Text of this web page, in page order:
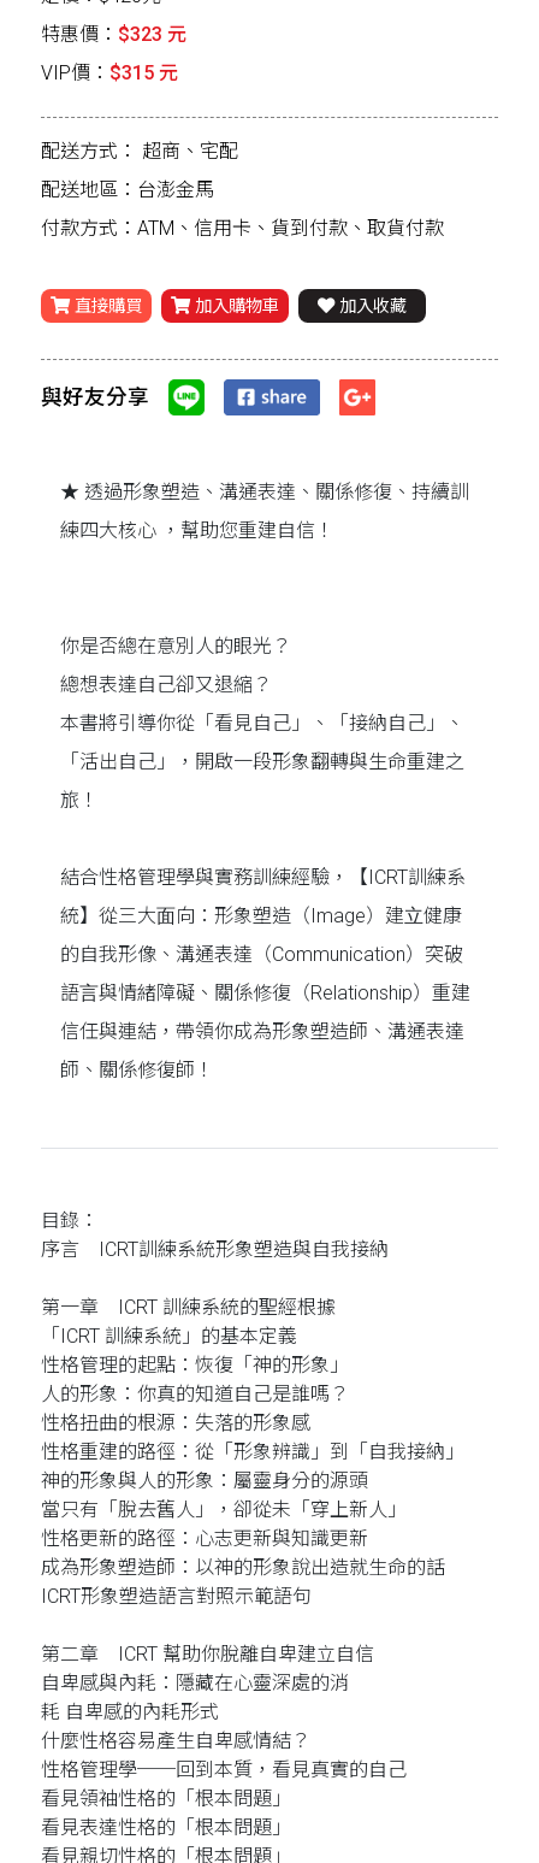
特惠價： $323 元
VIP價： $315 元
配送方式： 超商、宅配
配送地區：台澎金馬
付款方式：ATM、信用卡、貨到付款、取貨付款
直接購買 加入購物車 加入收藏
與好友分享
★ 透過形象塑造、溝通表達、關係修復、持續訓
練四⼤核⼼ ，幫助您重建自信！
你是否總在意別⼈的眼光？
總想表達自己卻又退縮？
本書將引導你從「看見自己」、「接納自己」、
「活出自己」，開啟⼀段形象翻轉與⽣命重建之
旅！
結合性格管理學與實務訓練經驗，【ICRT訓練系
統】從三⼤⾯向：形象塑造（Image）建⽴健康
的⾃我形像、溝通表達（Communication）突破
語⾔與情緒障礙、關係修復（Relationship）重建
信任與連結，帶領你成為形象塑造師、溝通表達
師、關係修復師！
目錄：
序言 ICRT訓練系統形象塑造與自我接納
第一章 ICRT 訓練系統的聖經根據
「ICRT 訓練系統」的基本定義
性格管理的起點：恢復「神的形象」
人的形象：你真的知道自己是誰嗎？
性格扭曲的根源：失落的形象感
性格重建的路徑：從「形象辨識」到「自我接納」
神的形象與人的形象：屬靈身分的源頭
當只有「脫去舊人」，卻從未「穿上新人」
性格更新的路徑：心志更新與知識更新
成為形象塑造師：以神的形象說出造就生命的話
ICRT形象塑造語言對照示範語句
第二章 ICRT 幫助你脫離自卑建立自信
自卑感與內耗：隱藏在心靈深處的消
耗 自卑感的內耗形式
什麼性格容易產生自卑感情結？
性格管理學──回到本質，看見真實的自己
看見領袖性格的「根本問題」
看見表達性格的「根本問題」
看見親切性格的「根本問題」